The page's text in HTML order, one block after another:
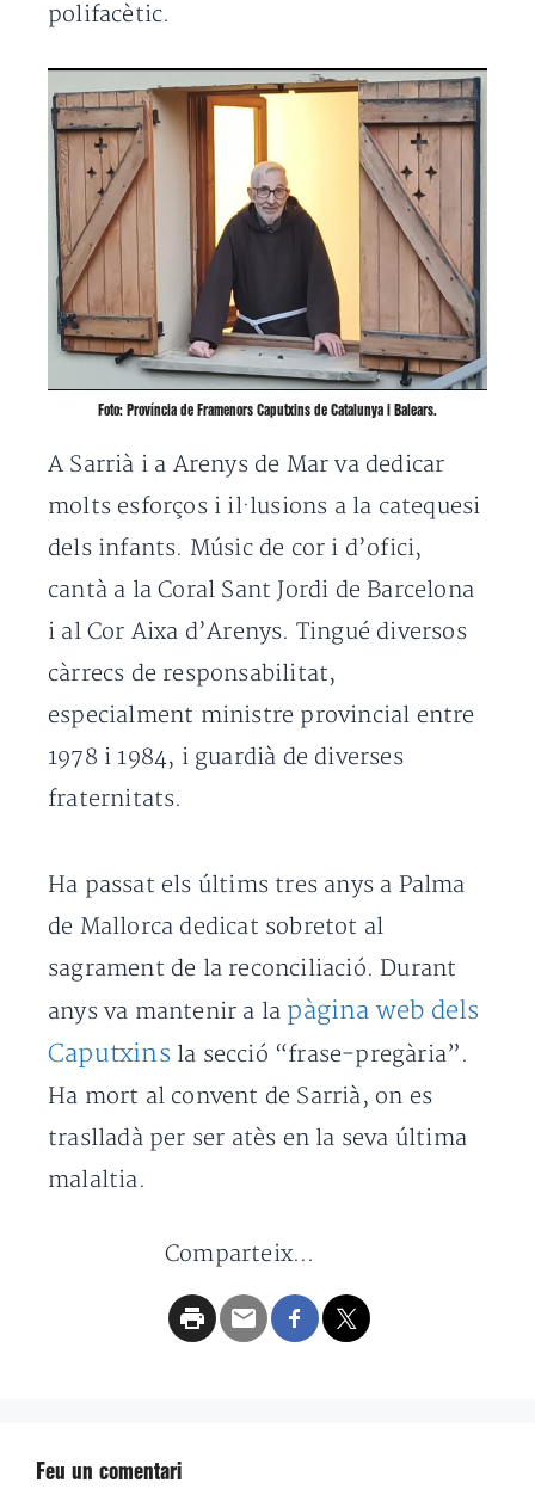
polifacètic.
Foto: Província de Framenors Caputxins de Catalunya i Balears.
A Sarrià i a Arenys de Mar va dedicar
molts esforços i il·lusions a la catequesi
dels infants. Músic de cor i d’ofici,
cantà a la Coral Sant Jordi de Barcelona
i al Cor Aixa d’Arenys. Tingué diversos
càrrecs de responsabilitat,
especialment ministre provincial entre
1978 i 1984, i guardià de diverses
fraternitats.
Ha passat els últims tres anys a Palma
de Mallorca dedicat sobretot al
sagrament de la reconciliació. Durant
anys va mantenir a la pàgina web dels
Caputxins la secció “frase-pregària”.
Ha mort al convent de Sarrià, on es
traslladà per ser atès en la seva última
malaltia.
Comparteix...
Feu un comentari